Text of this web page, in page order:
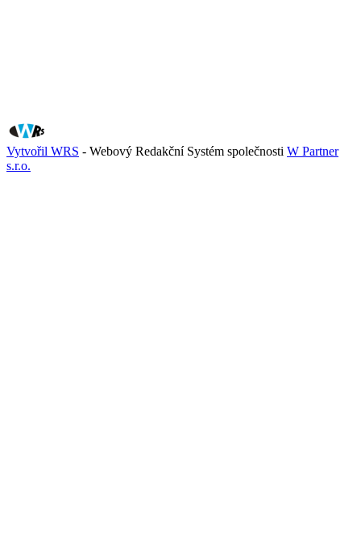
Vytvořil WRS - Webový Redakční Systém společnosti W Partner
s.r.o.